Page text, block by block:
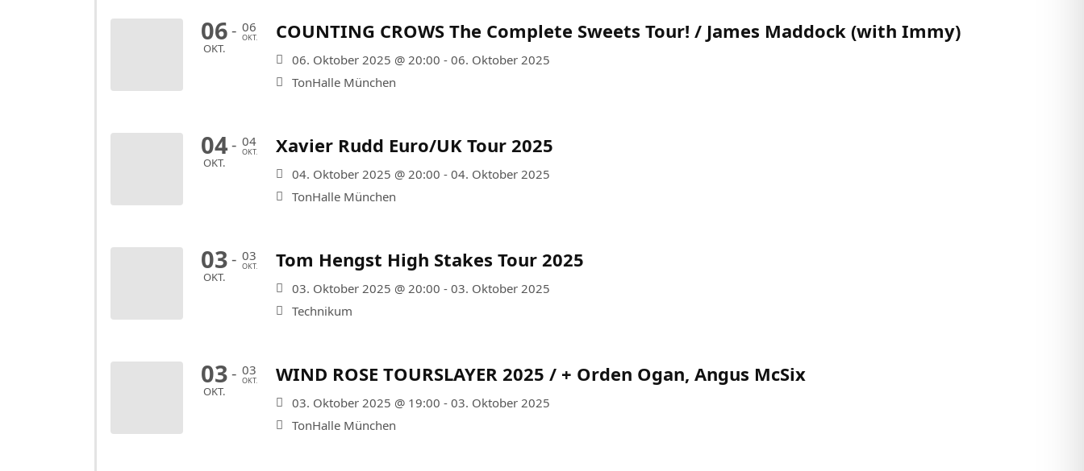
06
OKT.
- 06
OKT. COUNTING CROWS The Complete Sweets Tour! / James Maddock (with Immy)
06. Oktober 2025 @ 20:00 - 06. Oktober 2025
TonHalle München
04
OKT.
- 04
OKT. Xavier Rudd Euro/UK Tour 2025
04. Oktober 2025 @ 20:00 - 04. Oktober 2025
TonHalle München
03
OKT.
- 03
OKT. Tom Hengst High Stakes Tour 2025
03. Oktober 2025 @ 20:00 - 03. Oktober 2025
Technikum
03
OKT.
- 03
OKT. WIND ROSE TOURSLAYER 2025 / + Orden Ogan, Angus McSix
03. Oktober 2025 @ 19:00 - 03. Oktober 2025
TonHalle München